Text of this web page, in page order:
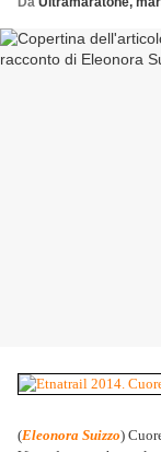
(Eleonora Suizzo)